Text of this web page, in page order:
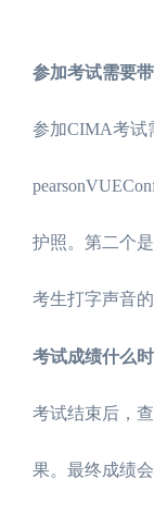
参加考试需要
参加CIMA考试
护照。第二个
考生打字声音的
考试成绩什么
考试结束后，
果。最终成绩